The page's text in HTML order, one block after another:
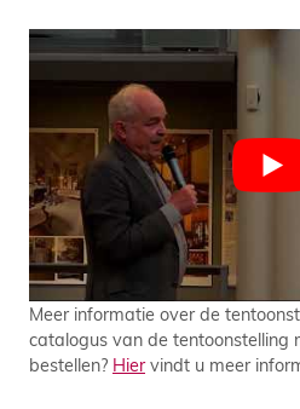
Meer informatie over de
catalogus van de tentoonstelling
bestellen? Hiervindt u meer